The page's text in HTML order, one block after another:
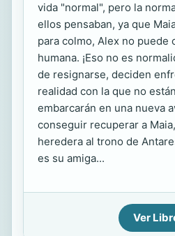
vida "normal", pero la
ellos pensaban, ya que
para colmo, Alex no puede
humana. ¡Eso no es
de resignarse, deciden
realidad con la que no
embarcarán en una nueva
conseguir recuperar a
heredera al trono de
es su amiga...
Ver